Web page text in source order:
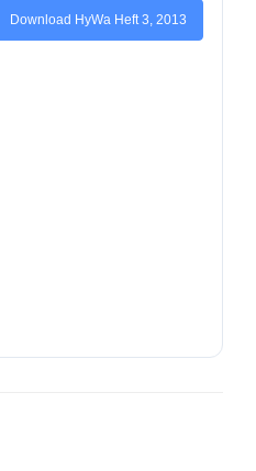
Download HyWa Heft 3, 2013